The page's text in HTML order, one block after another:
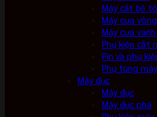
Máy cắt bê
Máy cưa vòng
Máy cưa
Phụ kiện cắt
Pin và phụ
Phụ tùng
Máy đục
Máy đục
Máy đục phá